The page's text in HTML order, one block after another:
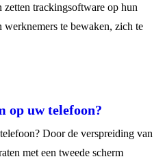
trackingsoftware op hun
te bewaken, zich te
op uw telefoon?
Door de verspreiding van
met een tweede scherm